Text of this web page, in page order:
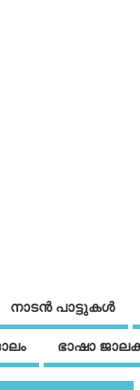
നാടന്‍ പാട്ടുകള്‍
ഭാഷാ